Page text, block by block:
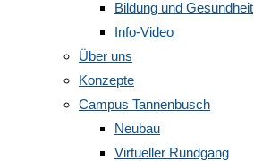
Bildung und Gesundheit
Info-Video
Über uns
Konzepte
Campus Tannenbusch
Neubau
Virtueller Rundgang